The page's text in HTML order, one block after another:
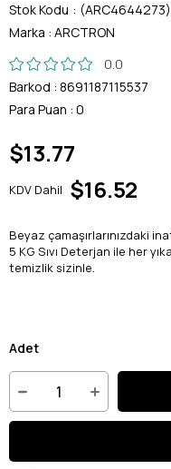
Stok Kodu
(ARC4644273)
Marka : ARCTRON
0.0
Barkod : 8691187115537
Para Puan : 0
$13.77
KDV Dahil $16.52
Beyaz çamaşırlarınızdaki
5 KG Sıvı Deterjan ile her
temizlik sizinle.
Adet